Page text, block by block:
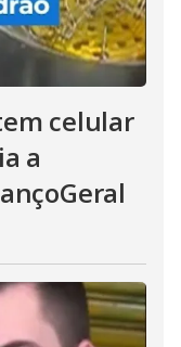
celular
a